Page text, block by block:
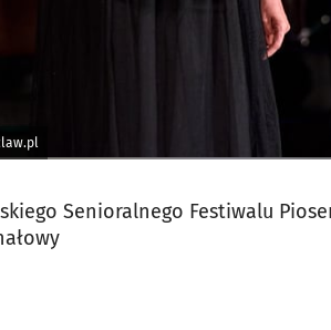
Senioralnego Festiwalu